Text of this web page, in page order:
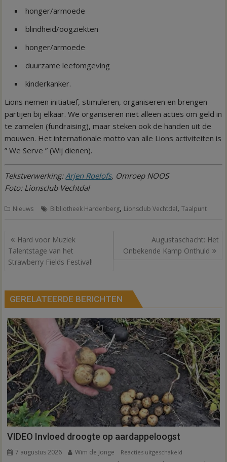
honger/armoede
blindheid/oogziekten
honger/armoede
duurzame leefomgeving
kinderkanker.
Lions nemen initiatief, stimuleren, organiseren en brengen
partijen bij elkaar. We organiseren niet alleen acties om geld in
te zamelen (fundraising), maar steken ook de handen uit de
mouwen. Het internationale motto van alle Lions activiteiten is
” We Serve ” (Wij dienen).
Tekstverwerking: Arjen Roelofs, Omroep NOOS
Foto: Lionsclub Vechtdal
Nieuws Bibliotheek Hardenberg, Lionsclub Vechtdal,Taalpunt
Bericht
navigatie
Hard voor Muziek
Talentstage van het
Strawberry Fields Festival!
Augustaschacht: Het
Onbekende Kamp Onthuld
GERELATEERDE BERICHTEN
VIDEO Invloed droogte op aardappeloogst
7 augustus 2026 Wim de Jonge Reacties uitgeschakeld